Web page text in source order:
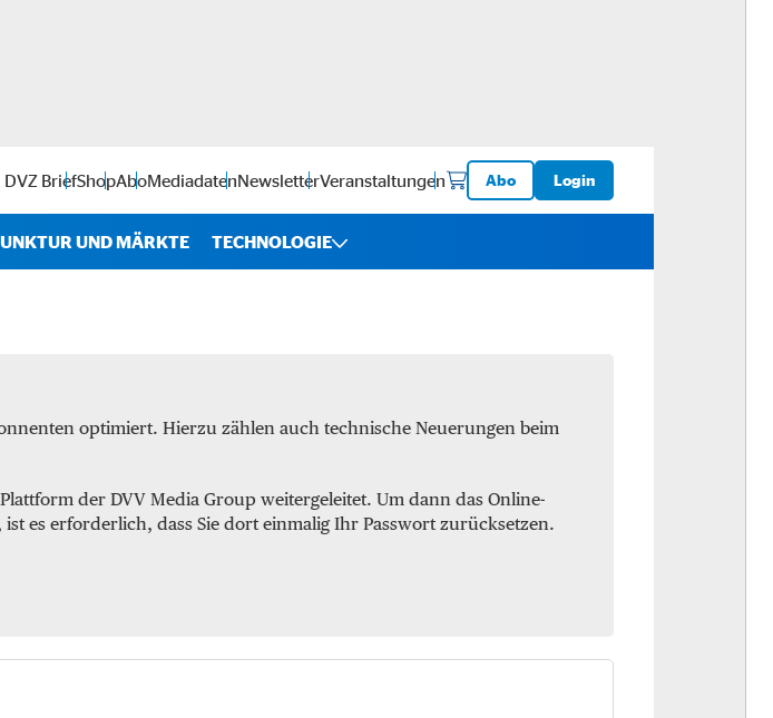
DVZ BriefShopAboMediadatenNewsletterVeranstaltungen Abo Login
UND MÄRKTE TECHNOLOGIE
Intralogistik
optimiert. Hierzu zählen auch technische Neuerungen beim
der DVV Media Group weitergeleitet. Um dann das Online-
es erforderlich, dass Sie dort einmalig Ihr Passwort zurücksetzen.